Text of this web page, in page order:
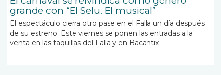
grande con “El Selu. El musical”
El espectáculo cierra otro pase en el Falla un día después
de su estreno. Este viernes se ponen las entradas a la
venta en las taquillas del Falla y en Bacantix